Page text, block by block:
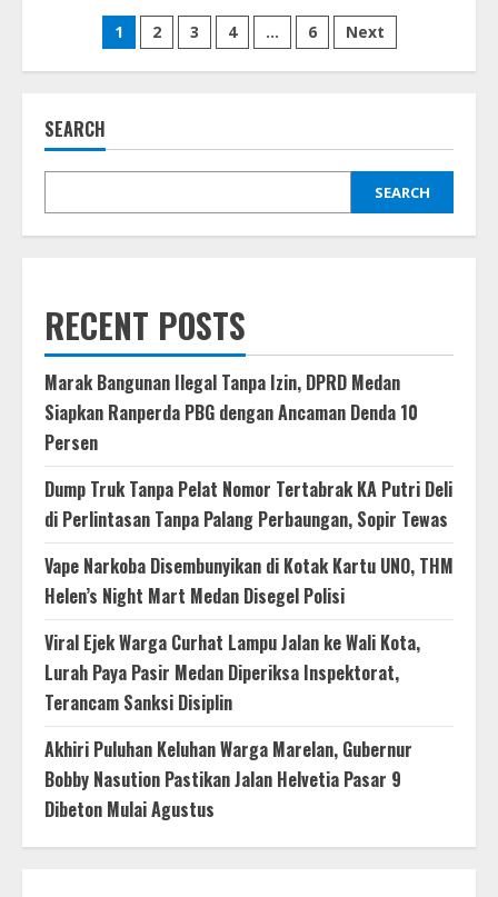
Karung
Ganja
Diamankan,
Polisi
Tengah
Nagan
Posts
pagination
1 2 3 4 … 6 Next
SEARCH
SEARCH
RECENT POSTS
Marak Bangunan Ilegal Tanpa Izin, DPRD Medan
Siapkan Ranperda PBG dengan Ancaman Denda 10
Persen
Dump Truk Tanpa Pelat Nomor Tertabrak KA Putri Deli
di Perlintasan Tanpa Palang Perbaungan, Sopir Tewas
Vape Narkoba Disembunyikan di Kotak Kartu UNO, THM
Helen’s Night Mart Medan Disegel Polisi
Viral Ejek Warga Curhat Lampu Jalan ke Wali Kota,
Lurah Paya Pasir Medan Diperiksa Inspektorat,
Terancam Sanksi Disiplin
Akhiri Puluhan Keluhan Warga Marelan, Gubernur
Bobby Nasution Pastikan Jalan Helvetia Pasar 9
Dibeton Mulai Agustus